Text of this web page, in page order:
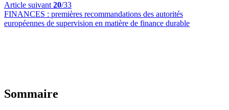
Article suivant 20/33
FINANCES : premières recommandations des autorités
européennes de supervision en matière de finance durable
Sommaire